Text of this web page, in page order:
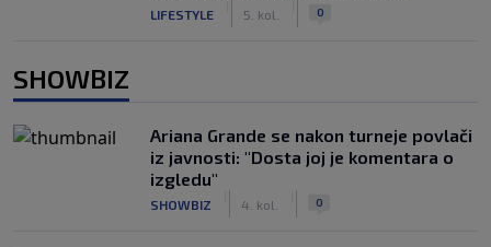
LIFESTYLE 5. kol. 0
SHOWBIZ
Ariana Grande se nakon turneje povlači
iz javnosti: "Dosta joj je komentara o
izgledu"
SHOWBIZ 4. kol. 0